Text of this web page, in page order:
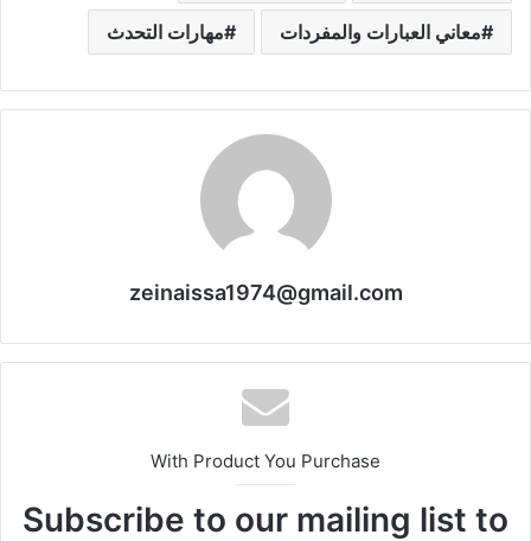
معاني العبارات والمفردات مهارات التحدث
zeinaissa1974@gmail.com
With Product You Purchase
Subscribe to our mailing list to